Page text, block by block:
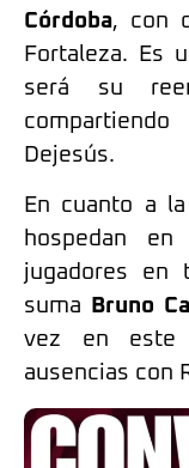
Córdoba, con
Fortaleza. Es
será su
Dejesús.
En cuanto a la
hospedan
jugadores en
suma
Bruno
vez en este
ausencias con